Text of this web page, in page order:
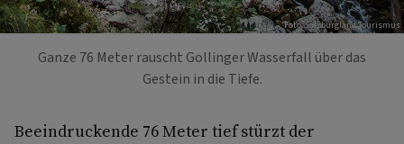
Foto: Salzburgland Tourismus
Ganze 76 Meter rauscht Gollinger Wasserfall über das
Gestein in die Tiefe.
Beeindruckende 76 Meter tief stürzt der